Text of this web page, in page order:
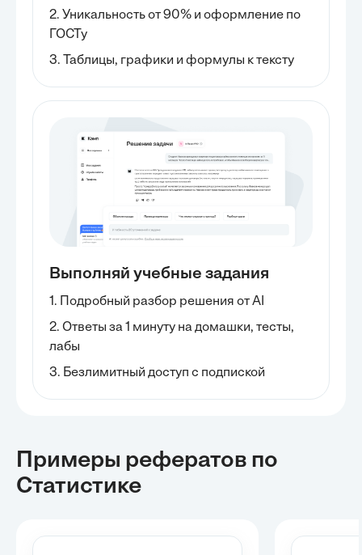
2. Уникальность от 90% и оформление по
ГОСТу
3. Таблицы, графики и формулы к тексту
Выполняй учебные задания
1. Подробный разбор решения от AI
2. Ответы за 1 минуту на домашки, тесты,
лабы
3. Безлимитный доступ с подпиской
Примеры рефератов по
Статистике